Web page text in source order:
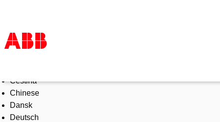
Products & Solutions
Industries
Services
About us
Čeština
Chinese
Dansk
Deutsch